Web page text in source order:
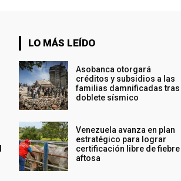
LO MÁS LEÍDO
Asobanca otorgará
créditos y subsidios a las
familias damnificadas tras
doblete sísmico
Venezuela avanza en plan
estratégico para lograr
certificación libre de fiebre
aftosa